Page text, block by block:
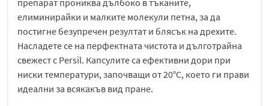
препарат прониква дълбоко в тъканите,
елиминирайки и малките молекули петна, за да
постигне безупречен резултат и блясък на дрехите.
Насладете се на перфектната чистота и дълготрайна
свежест с Persil. Капсулите са ефективни дори при
ниски температури, започващи от 20°C, което ги прави
идеални за всякакъв вид пране.